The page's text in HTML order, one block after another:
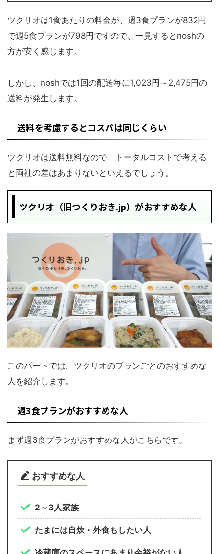
ツクリオは1食あたりの料金が、週3食プランが832円
で週5食プランが798円ですので、一見するとnoshの
方が安く感じます。
しかし、noshでは1回の配送毎に1,023円～2,475円の
送料が発生します。
送料を考慮するとコスパは同じくらい
ツクリオは送料無料なので、トータルコストで考える
と両社の差はあまりないといえるでしょう。
ツクリオ（旧つくりおき.jp）がおすすめな人
このパートでは、ツクリオのプランごとのおすすめな
人を紹介します。
週3食プランがおすすめな人
まず週3食プランがおすすめな人がこちらです。
おすすめな人
2～3人家族
たまには自炊・外食もしたい人